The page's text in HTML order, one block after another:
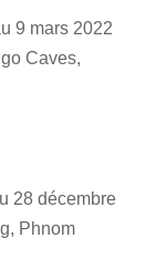
9 mars 2022
Caves,
28 décembre
Phnom